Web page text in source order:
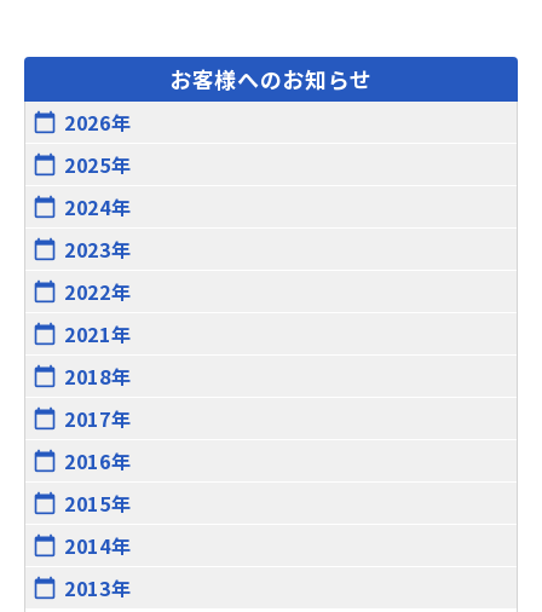
お客様へのお知らせ
calendar_today 2026年
calendar_today 2025年
calendar_today 2024年
calendar_today 2023年
calendar_today 2022年
calendar_today 2021年
calendar_today 2018年
calendar_today 2017年
calendar_today 2016年
calendar_today 2015年
calendar_today 2014年
calendar_today 2013年